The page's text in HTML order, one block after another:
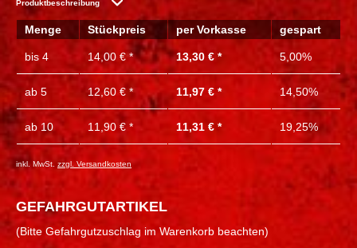
Produktbeschreibung
Menge Stückpreis per Vorkasse gespart
bis 4 14,00 € * 13,30 € * 5,00%
ab 5 12,60 € * 11,97 € * 14,50%
ab 10 11,90 € * 11,31 € * 19,25%
inkl. MwSt. zzgl. Versandkosten
GEFAHRGUTARTIKEL
(Bitte Gefahrgutzuschlag im Warenkorb beachten)